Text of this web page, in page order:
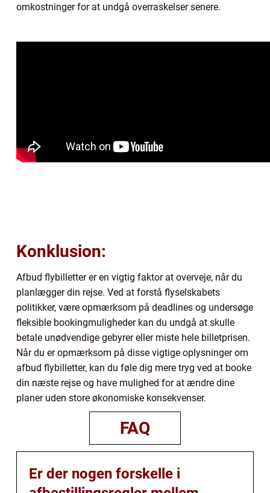
omkostninger for at undgå overraskelser senere.
Konklusion:
Afbud flybilletter er en vigtig faktor at overveje, når du
planlægger din rejse. Ved at forstå flyselskabets
politikker, være opmærksom på deadlines og undersøge
fleksible bookingmuligheder kan du undgå at skulle
betale unødvendige gebyrer eller miste hele billetprisen.
Når du er opmærksom på disse vigtige oplysninger om
afbud flybilletter, kan du føle dig mere tryg ved at booke
din næste rejse og have mulighed for at ændre dine
planer uden store økonomiske konsekvenser.
FAQ
Er der nogen forskelle i